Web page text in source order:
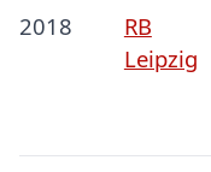
2018
RB
Leipzig